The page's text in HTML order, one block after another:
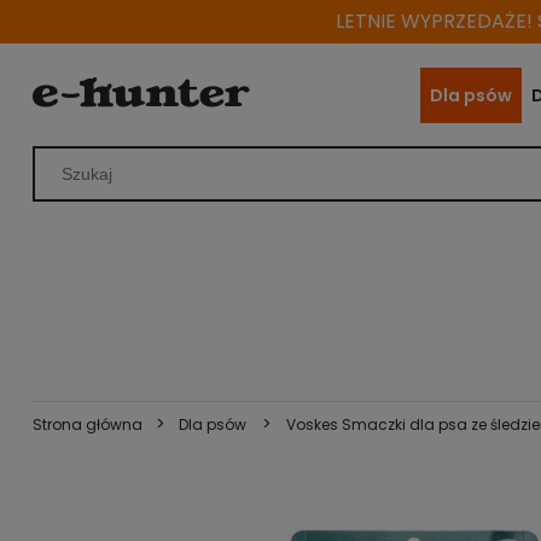
LETNIE
Dla psów
Strona główna > Dla psów > Voskes Smaczki dla psa ze